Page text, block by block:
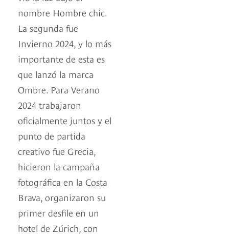
nombre Hombre chic.
La segunda fue
Invierno 2024, y lo más
importante de esta es
que lanzó la marca
Ombre. Para Verano
2024 trabajaron
oficialmente juntos y el
punto de partida
creativo fue Grecia,
hicieron la campaña
fotográfica en la Costa
Brava, organizaron su
primer desfile en un
hotel de Zúrich, con